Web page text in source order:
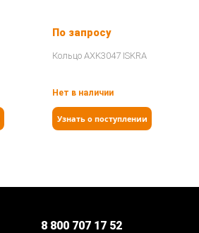
По запросу
Кольцо AXK3047 ISKRA
Нет в наличии
Узнать о поступлении
8 800 707 17 52